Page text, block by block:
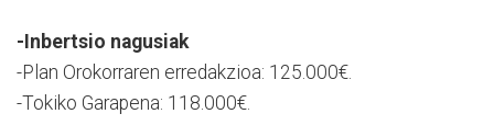
-Inbertsio nagusiak
-Plan Orokorraren erredakzioa: 125.000€.
-Tokiko Garapena: 118.000€.